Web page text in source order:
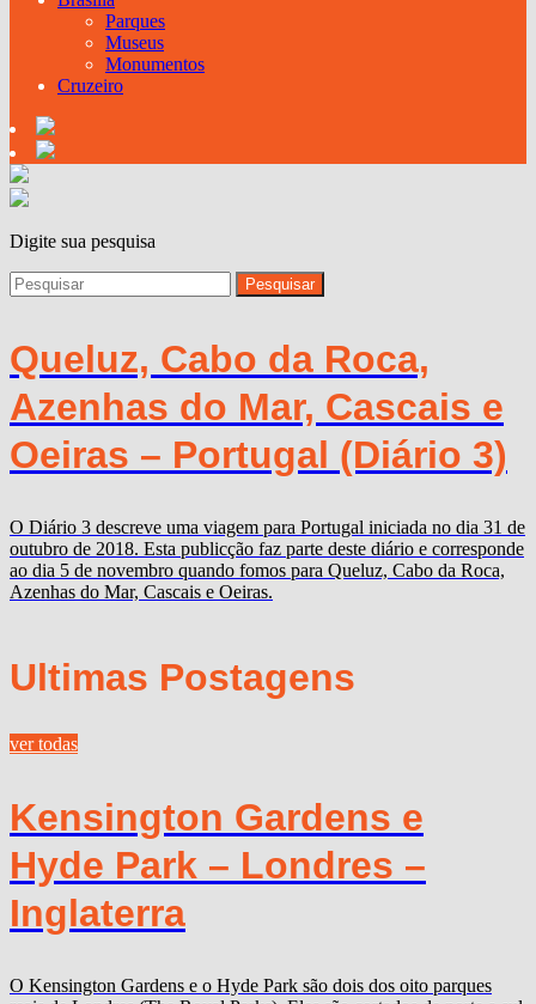
Parques
Museus
Monumentos
Cruzeiro
Digite sua pesquisa
Queluz, Cabo da Roca,
Azenhas do Mar, Cascais e
Oeiras – Portugal (Diário 3)
O Diário 3 descreve uma viagem para Portugal iniciada no dia 31 de
outubro de 2018. Esta publicção faz parte deste diário e corresponde
ao dia 5 de novembro quando fomos para Queluz, Cabo da Roca,
Azenhas do Mar, Cascais e Oeiras.
Ultimas Postagens
ver todas
Kensington Gardens e
Hyde Park – Londres –
Inglaterra
O Kensington Gardens e o Hyde Park são dois dos oito parques